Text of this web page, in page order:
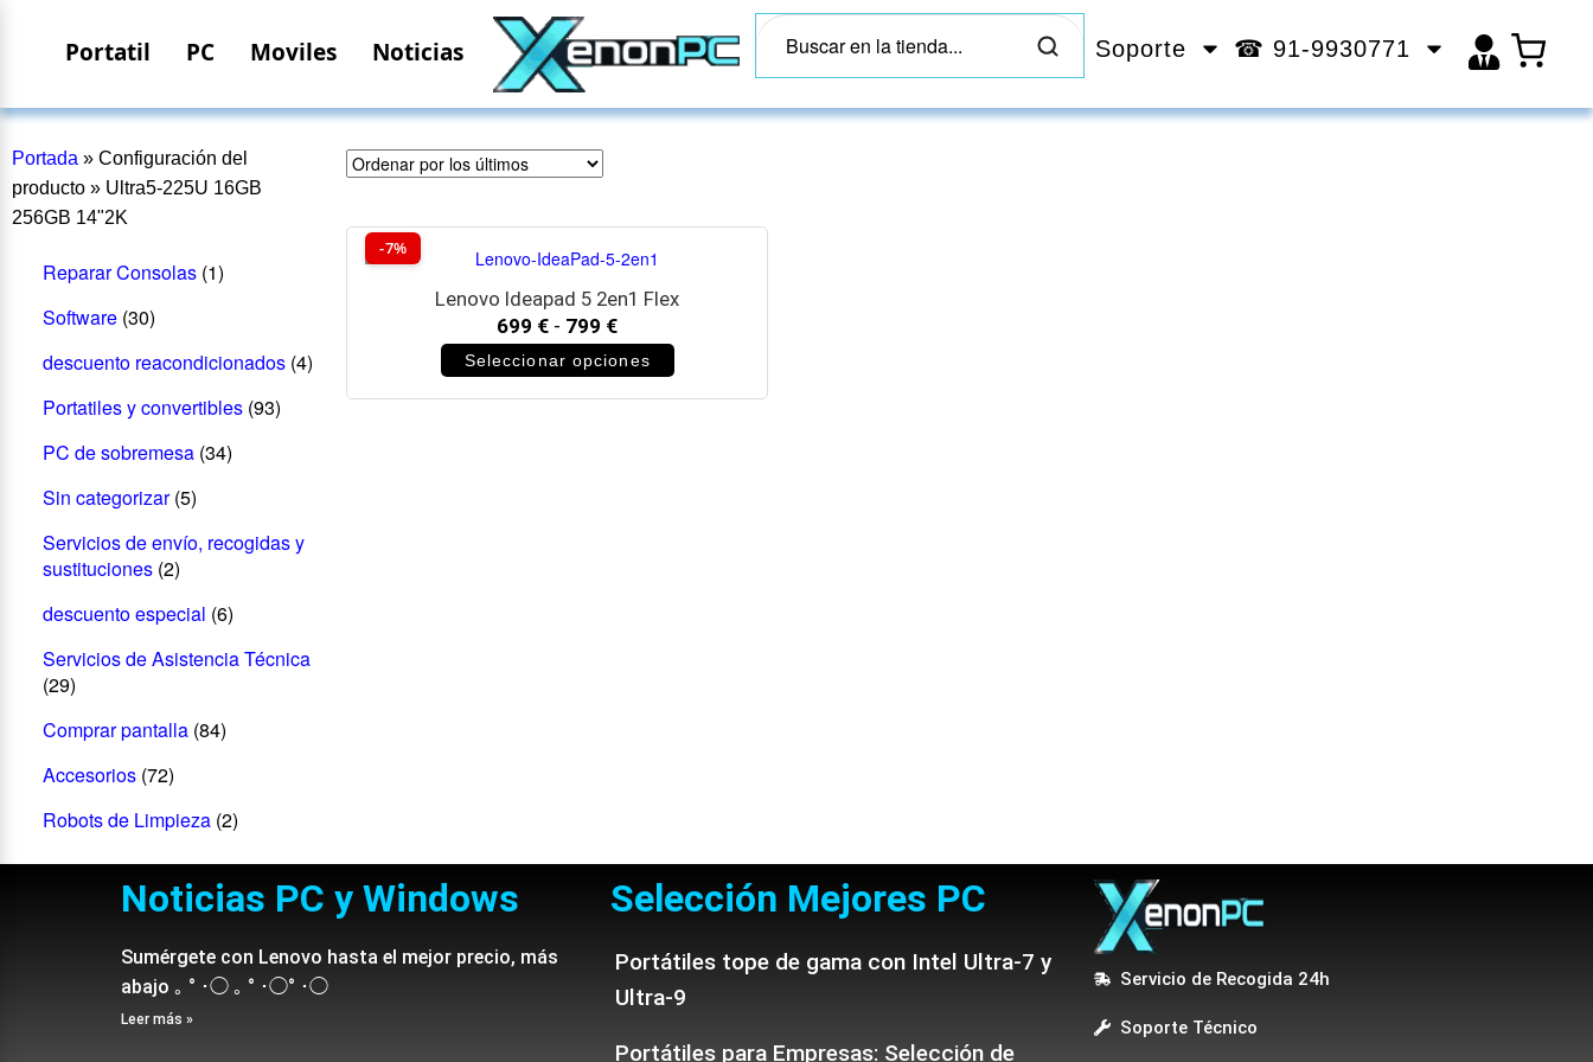
Portatil PC Moviles Noticias Soporte ☎ 91-9930771
Portada » Configuración del
producto » Ultra5-225U 16GB
256GB 14"2K
Reparar Consolas (1)
Software (30)
descuento reacondicionados (4)
Portatiles y convertibles (93)
PC de sobremesa (34)
Sin categorizar (5)
Servicios de envío, recogidas y
sustituciones (2)
descuento especial (6)
Servicios de Asistencia Técnica
(29)
Comprar pantalla (84)
Accesorios (72)
Robots de Limpieza (2)
-7%
Lenovo Ideapad 5 2en1 Flex
699 € - 799 €
Seleccionar opciones
Noticias PC y Windows
Sumérgete con Lenovo hasta el mejor precio, más
abajo ｡ ° ･◯ ｡ ° ･◯° ･◯
Leer más »
Selección Mejores PC
Portátiles tope de gama con Intel Ultra-7 y
Ultra-9
Portátiles para Empresas: Selección de
Servicio de Recogida 24h
Soporte Técnico